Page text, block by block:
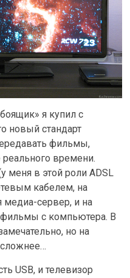
я купил с
новый стандарт
фильмы,
времени.
меня в этой роли ADSL
кабелем, на
медиа-сервер, и на
с компьютера. В
но на
сложнее…
USB, и телевизор